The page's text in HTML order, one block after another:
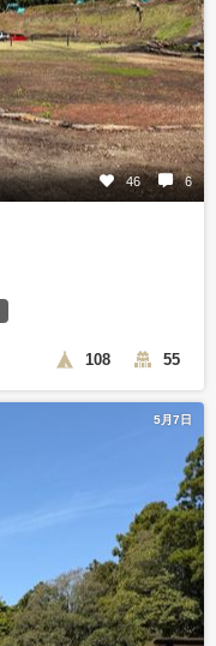
46 6
108 55
5月7日